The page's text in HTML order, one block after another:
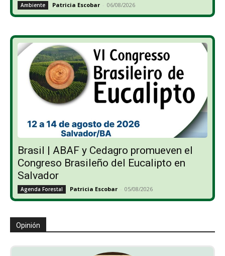
Ambiente Patricia Escobar - 06/08/2026
Brasil | ABAF y Cedagro promueven el
Congreso Brasileño del Eucalipto en
Salvador
Agenda Forestal Patricia Escobar - 05/08/2026
Opinión